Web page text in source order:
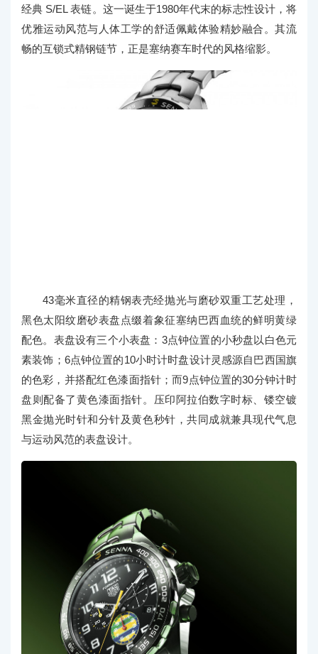
经典 S/EL 表链。这一诞生于1980年代末的标志性设计，将
优雅运动风范与人体工学的舒适佩戴体验精妙融合。其流
畅的互锁式精钢链节，正是塞纳赛车时代的风格缩影。
43毫米直径的精钢表壳经抛光与磨砂双重工艺处理，
黑色太阳纹磨砂表盘点缀着象征塞纳巴西血统的鲜明黄绿
配色。表盘设有三个小表盘：3点钟位置的小秒盘以白色元
素装饰；6点钟位置的10小时计时盘设计灵感源自巴西国旗
的色彩，并搭配红色漆面指针；而9点钟位置的30分钟计时
盘则配备了黄色漆面指针。压印阿拉伯数字时标、镂空镀
黑金抛光时针和分针及黄色秒针，共同成就兼具现代气息
与运动风范的表盘设计。